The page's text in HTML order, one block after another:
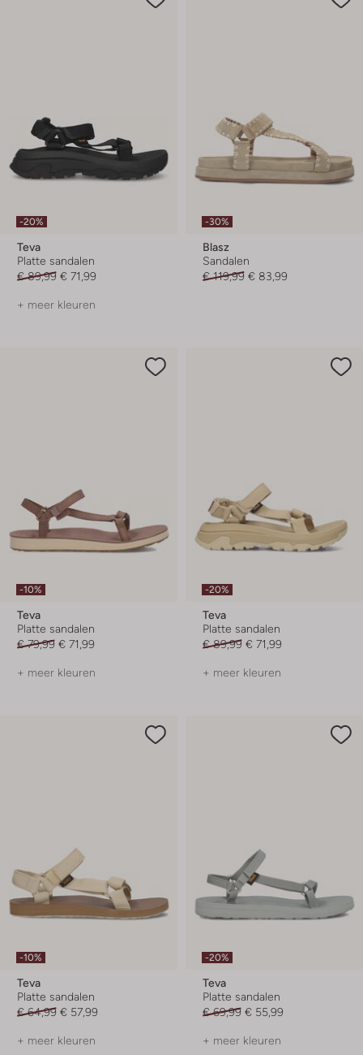
-20%
Teva
Platte sandalen
€ 89,99 € 71,99
+ meer kleuren
-30%
Blasz
Sandalen
€ 119,99 € 83,99
-10%
Teva
Platte sandalen
€ 79,99 € 71,99
+ meer kleuren
-20%
Teva
Platte sandalen
€ 89,99 € 71,99
+ meer kleuren
-10%
Teva
Platte sandalen
€ 64,99 € 57,99
+ meer kleuren
-20%
Teva
Platte sandalen
€ 69,99 € 55,99
+ meer kleuren